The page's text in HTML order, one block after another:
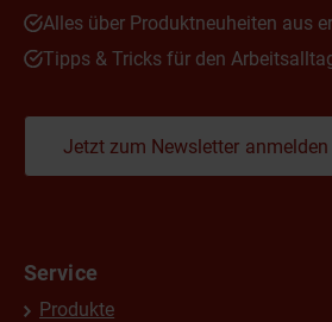
Alles über Produktneuheiten aus
Tipps & Tricks für den
Jetzt zum Newsletter anmelden
Service
Produkte